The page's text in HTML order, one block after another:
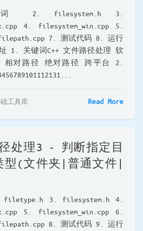
2. filesystem.h 3.
4. filesystem_win.cpp 5.
7. 测试代码 8. 运行
1. 关键词C++ 文件路径处理 软
对路径 绝对路径 跨平台 2.
础工具库 Read More
径处理3 - 判断指定目
型(文件夹|普通文件|
3. filesystem.h 4.
5. filesystem_win.cpp 6.
8. 测试代码 9. 运行